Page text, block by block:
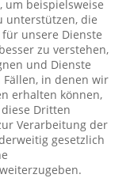
um beispielsweise
unterstützen, die
unsere Dienste
zu verstehen,
und Dienste
in denen wir
erhalten können,
Dritten
Verarbeitung der
gesetzlich